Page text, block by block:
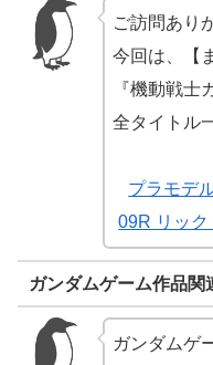
ご訪問あり
今回は、【
『機動戦士
全タイトル
プラモデ
09R リック
ガンダムゲーム作品
ガンダムゲ